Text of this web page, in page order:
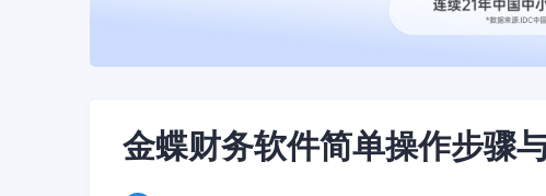
金蝶财务软件简单操作步骤